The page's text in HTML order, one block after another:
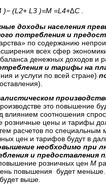
)− (L2+ L3 )=М =L4+∆C .
доходы населения
потребления и
по содержанию
всех сфер
денежных доходов и
и тарифы на
и услуги по всей стране)
это повышение
влиянием соотношения
розничные цены и тарифы
расчетов по
цен и тарифов будут в
необходимо при
и предоставления
розничных цен M
повышения будет
выше.